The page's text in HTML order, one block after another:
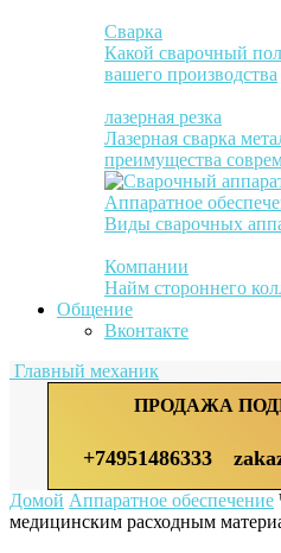
Сварка
Какой сварочный
вашего производства
лазерная резка
Лазерная сварка
преимущества
Аппаратное
Виды сварочных
Компании
Найм стороннего
Общение
Вконтакте
Главный механик
ПРОДАЖА
+74951486333
Домой Аппаратное обеспечение
медицинским расходным